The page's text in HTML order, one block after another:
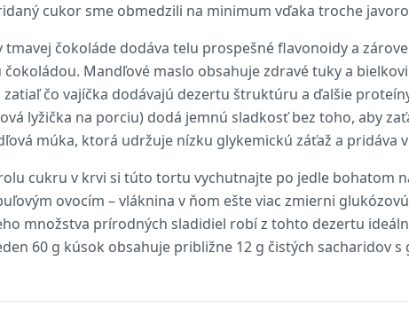
cukor sme obmedzili na minimum vďaka troche
tmavej čokoláde dodáva telu prospešné flavonoidy a
Mandľové maslo obsahuje zdravé tuky a
čo vajíčka dodávajú dezertu štruktúru a ďalšie
lyžička na porciu) dodá jemnú sladkosť bez toho, aby
múka, ktorá udržuje nízku glykemickú záťaž a pridáva
cukru v krvi si túto tortu vychutnajte po jedle bohatom
ovocím – vláknina v ňom ešte viac zmierni
množstva prírodných sladidiel robí z tohto dezertu
60 g kúsok obsahuje približne 12 g čistých sacharidov